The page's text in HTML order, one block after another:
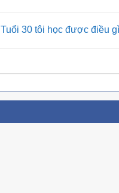
Tuổi 30 tôi học được điều